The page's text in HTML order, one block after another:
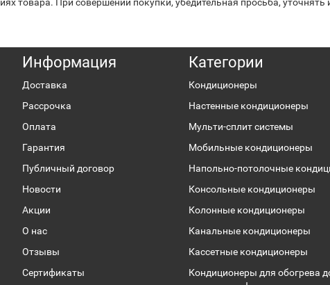
Информация
Доставка
Рассрочка
Оплата
Гарантия
Публичный договор
Новости
Акции
О нас
Отзывы
Сертификаты
Категории
Кондиционеры
Настенные кондиционеры
Мульти-сплит системы
Мобильные кондиционеры
Напольно-потолочные
Консольные кондиционеры
Колонные кондиционеры
Канальные кондиционеры
Кассетные кондиционеры
Кондиционеры для обогрева